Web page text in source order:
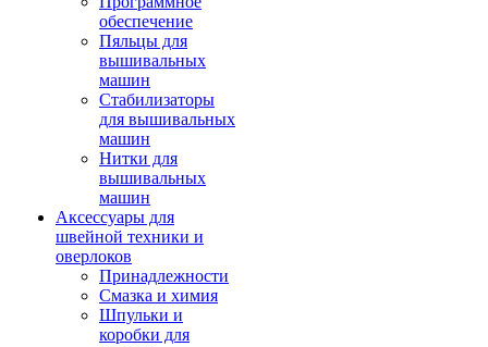
обеспечение
Пяльцы для
вышивальных
машин
Стабилизаторы
для вышивальных
машин
Нитки для
вышивальных
машин
Аксессуары для
швейной техники и
оверлоков
Принадлежности
Смазка и химия
Шпульки и
коробки для